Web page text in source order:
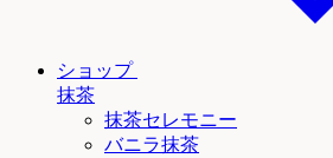
ショップ
抹茶
抹茶セレモニー
バニラ抹茶